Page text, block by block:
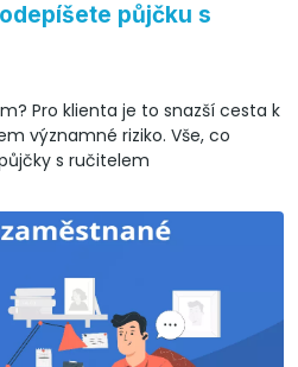
půjčku s
Pro klienta je to snazší cesta k
významné riziko. Vše, co
s ručitelem